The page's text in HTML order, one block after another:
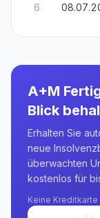
6
A+M
Blick
Erhalten Sie
neue
überwachten
kostenlos für
Keine